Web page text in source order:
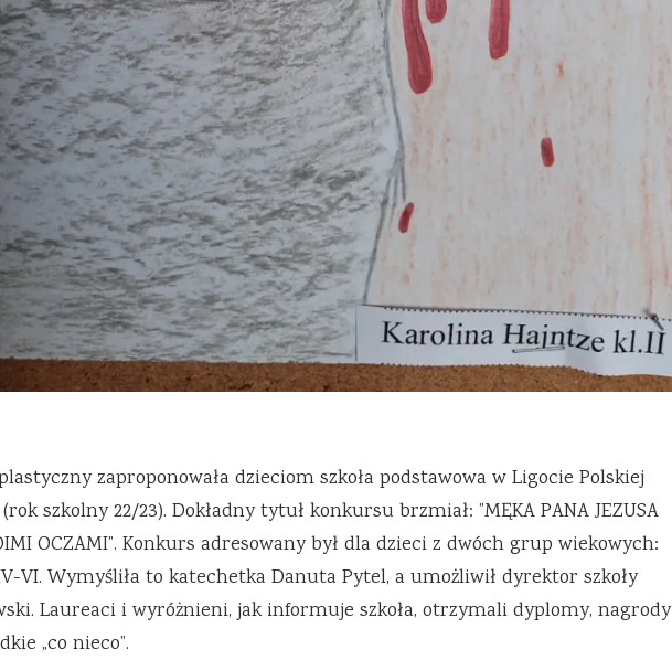
zaproponowała dzieciom szkoła podstawowa w Ligocie Polskiej
szkolny 22/23). Dokładny tytuł konkursu brzmiał: ”MĘKA PANA JEZUSA
OCZAMI”. Konkurs adresowany był dla dzieci z dwóch grup wiekowych:
VI. Wymyśliła to katechetka Danuta Pytel, a umożliwił dyrektor szkoły
Laureaci i wyróżnieni, jak informuje szkoła, otrzymali dyplomy, nagrody
„co nieco”.